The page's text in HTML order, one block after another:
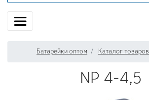
Батарейки оптом Каталог товаров
NP 4-4,5